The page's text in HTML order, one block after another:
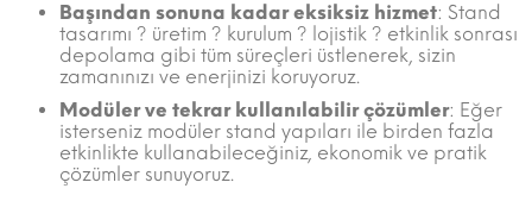
Başından sonuna kadar eksiksiz hizmet: Stand
tasarımı ? üretim ? kurulum ? lojistik ? etkinlik sonrası
depolama gibi tüm süreçleri üstlenerek, sizin
zamanınızı ve enerjinizi koruyoruz.
Modüler ve tekrar kullanılabilir çözümler: Eğer
isterseniz modüler stand yapıları ile birden fazla
etkinlikte kullanabileceğiniz, ekonomik ve pratik
çözümler sunuyoruz.